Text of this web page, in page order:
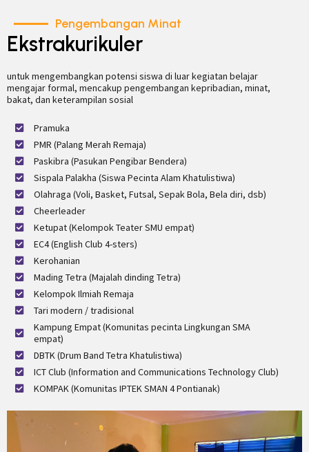
Pengembangan Minat
Ekstrakurikuler
untuk mengembangkan potensi siswa di luar kegiatan belajar
mengajar formal, mencakup pengembangan kepribadian, minat,
bakat, dan keterampilan sosial
Pramuka
PMR (Palang Merah Remaja)
Paskibra (Pasukan Pengibar Bendera)
Sispala Palakha (Siswa Pecinta Alam Khatulistiwa)
Olahraga (Voli, Basket, Futsal, Sepak Bola, Bela diri, dsb)
Cheerleader
Ketupat (Kelompok Teater SMU empat)
EC4 (English Club 4-sters)
Kerohanian
Mading Tetra (Majalah dinding Tetra)
Kelompok Ilmiah Remaja
Tari modern / tradisional
Kampung Empat (Komunitas pecinta Lingkungan SMA
empat)
DBTK (Drum Band Tetra Khatulistiwa)
ICT Club (Information and Communications Technology Club)
KOMPAK (Komunitas IPTEK SMAN 4 Pontianak)